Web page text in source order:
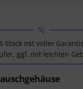
Stock mit voller
ggf. mit leichten